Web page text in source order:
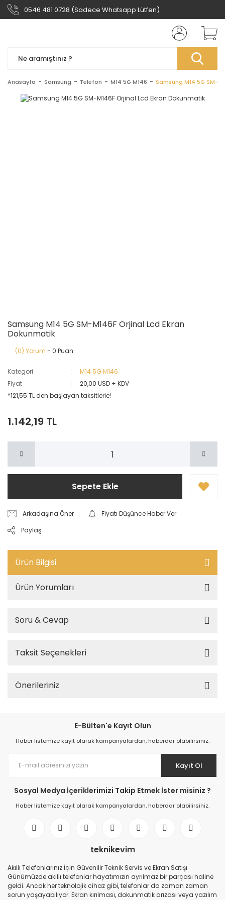
0546 481 0728 (Sadece Whatsapp Lütfen)
Anasayfa Samsung Telefon M14 5G M146 Samsung M14 5G SM-
Samsung M14 5G SM-M146F Orjinal Lcd Ekran
Dokunmatik
(0) Yorum - 0 Puan
Kategori
M14 5G M146
Fiyat
20,00 USD + KDV
*121,55 TL den başlayan taksitlerle!
1.142,19 TL
Sepete Ekle
Arkadaşına Öner
Fiyatı Düşünce Haber Ver
Paylaş
Ürün Bilgisi
Ürün Yorumları
Soru & Cevap
Taksit Seçenekleri
Önerileriniz
E-Bülten'e Kayıt Olun
Haber listemize kayıt olarak kampanyalardan, haberdar olabilirsiniz.
Kayıt Ol
Sosyal Medya İçeriklerimizi Takip Etmek İster misiniz ?
Haber listemize kayıt olarak kampanyalardan, haberdar olabilirsiniz.
teknikevim
Akıllı Telefonlarınız İçin Güvenilir Teknik Servis ve Ekran Satışı
Günümüzde akıllı telefonlar hayatımızın ayrılmaz bir parçası haline
geldi. Ancak her teknolojik cihaz gibi, telefonlar da zaman zaman
sorun yaşayabiliyor. Ekran kırılması, dokunmatik arızası veya yazılım